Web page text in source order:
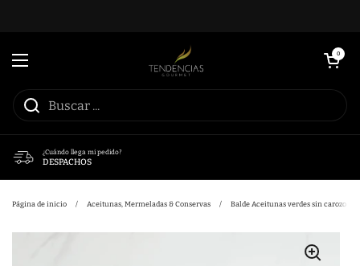
Abrir menú
Abrir carrito
0
¿Cuándo llega mi pedido?
DESPACHOS
Página de inicio / Aceitunas, Mermeladas & Conservas / Balde Aceitunas verdes sin carozo